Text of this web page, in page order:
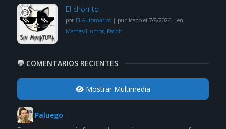
El chorrito
por El Automático| publicado el 7/8/2026| en
Memes/Humor, Reddit
💬 COMENTARIOS RECIENTES
Mostrar Multimedia
Paluego